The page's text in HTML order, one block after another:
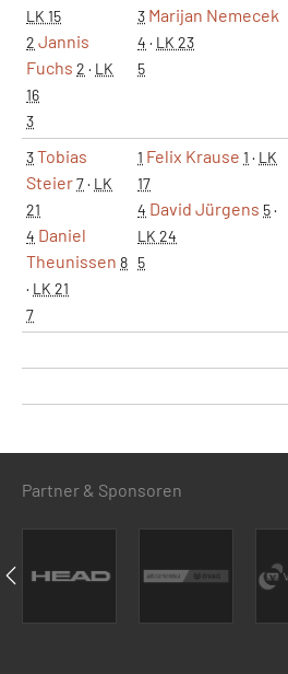
LK 15
2 Jannis
Fuchs 2 · LK
16
3
3 Marijan Nemecek
4 · LK 23
5
3Tobias
Steier7· LK
21
4 Daniel
Theunissen 8
· LK 21
7
1 Felix Krause 1 · LK
17
4 David Jürgens 5·
LK 24
5
Partner & Sponsoren